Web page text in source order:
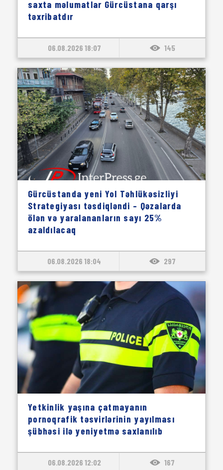
saxta məlumatlar Gürcüstana qarşı
təxribatdır
06.08.2026 18:07 145
Gürcüstanda yeni Yol Təhlükəsizliyi
Strategiyası təsdiqləndi – Qəzalarda
ölən və yaralananların sayı 25%
azaldılacaq
06.08.2026 18:04 297
Yetkinlik yaşına çatmayanın
pornoqrafik təsvirlərinin yayılması
şübhəsi ilə yeniyetmə saxlanılıb
06.08.2026 12:02 167